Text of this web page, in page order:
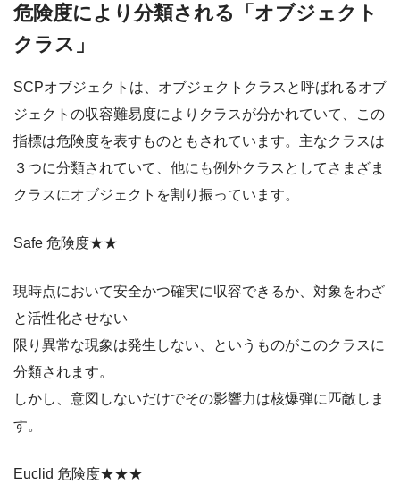
危険度により分類される「オブジェクト
クラス」
SCPオブジェクトは、オブジェクトクラスと呼ばれるオブ
ジェクトの収容難易度によりクラスが分かれていて、この
指標は危険度を表すものともされています。主なクラスは
３つに分類されていて、他にも例外クラスとしてさまざま
クラスにオブジェクトを割り振っています。
Safe 危険度★★
現時点において安全かつ確実に収容できるか、対象をわざ
と活性化させない
限り異常な現象は発生しない、というものがこのクラスに
分類されます。
しかし、意図しないだけでその影響力は核爆弾に匹敵しま
す。
Euclid 危険度★★★